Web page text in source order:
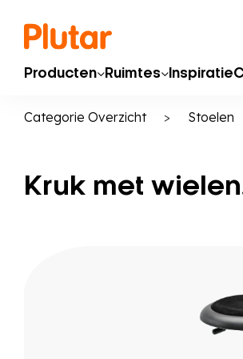
Producten Ruimtes Inspiratie
Categorie Overzicht > Stoelen
Kruk met